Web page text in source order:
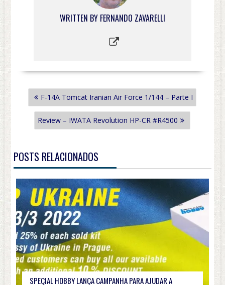
WRITTEN BY FERNANDO ZAVARELLI
NAVEGAÇÃOF-14A Tomcat Iranian Air Force 1/144 – Parte I
Review – IWATA Revolution HP-CR #R4500
POSTS RELACIONADOS
SPECIAL HOBBY LANÇA CAMPANHA PARA AJUDAR A